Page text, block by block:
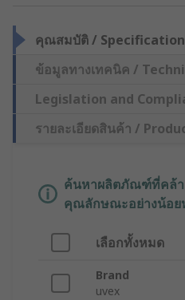
คุณสมบัติ /
ข้อมูลทางเทคนิค /
Legislation and
รายละเอียดสินค้า /
ค้นหาผลิตภัณฑ์ที่คล้า
คุณลักษณะอย่างน้อย
เลือกทั้งหมด
Brand
uvex